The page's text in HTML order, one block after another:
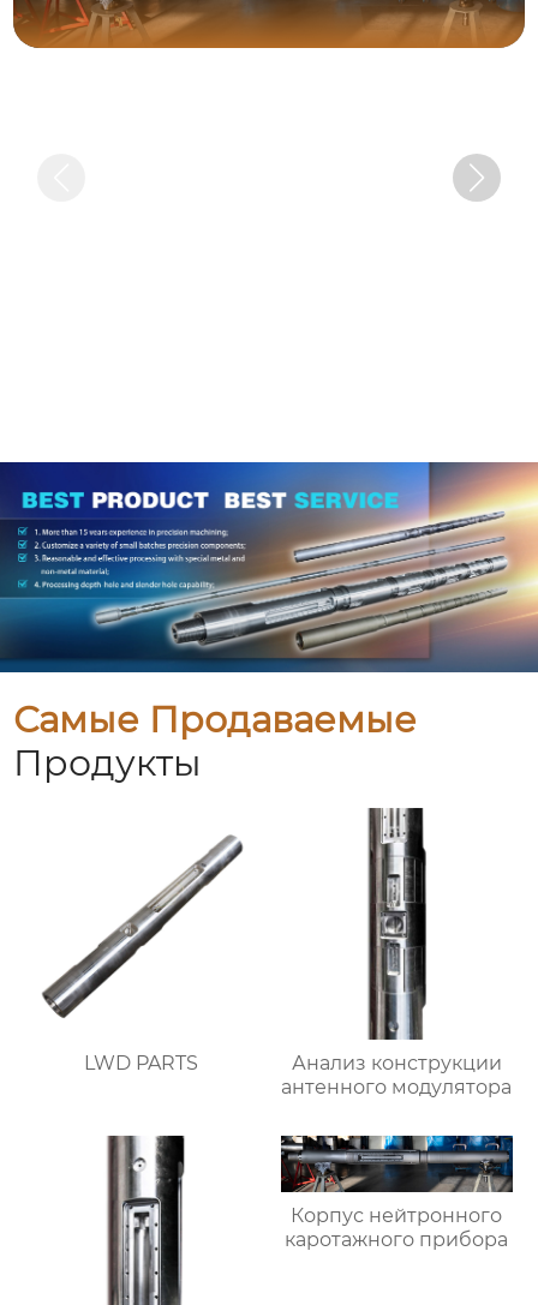
Самые Продаваемые
Продукты
LWD PARTS
Анализ конструкции
антенного модулятора
Корпус нейтронного
каротажного прибора